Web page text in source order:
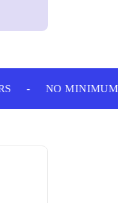
NO MINIMUM